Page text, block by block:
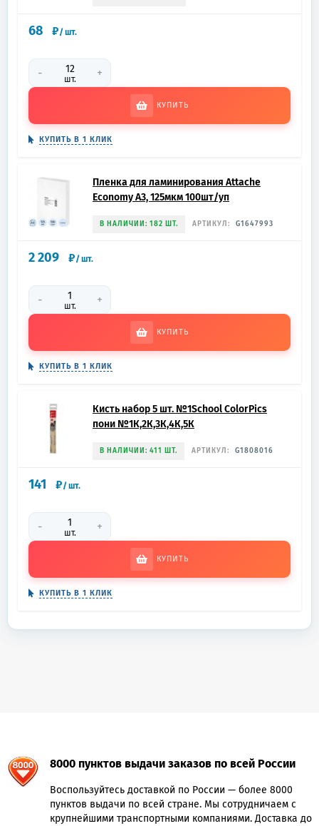
68 ₽/шт.
- шт. +
КУПИТЬ
КУПИТЬ В 1 КЛИК
Пленка для ламинирования Attache
Economy А3, 125мкм 100шт/уп
В НАЛИЧИИ: 182 ШТ. АРТИКУЛ: G1647993
2 209 ₽/шт.
- шт. +
КУПИТЬ
КУПИТЬ В 1 КЛИК
Кисть набор 5 шт. №1School ColorPics
пони №1К,2К,3К,4К,5К
В НАЛИЧИИ: 411 ШТ. АРТИКУЛ: G1808016
141 ₽/шт.
- шт. +
КУПИТЬ
КУПИТЬ В 1 КЛИК
8000 пунктов выдачи заказов по всей России
Воспользуйтесь доставкой по России — более 8000
пунктов выдачи по всей стране. Мы сотрудничаем с
крупнейшими транспортными компаниями. Доставка до